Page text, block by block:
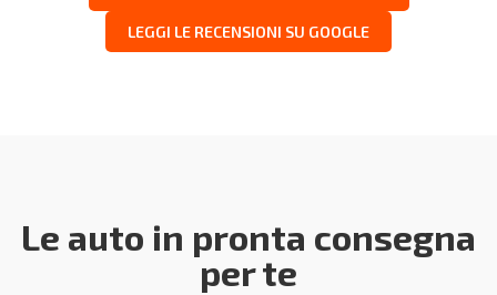
LEGGI LE RECENSIONI SU GOOGLE
Le auto in pronta consegna
per te